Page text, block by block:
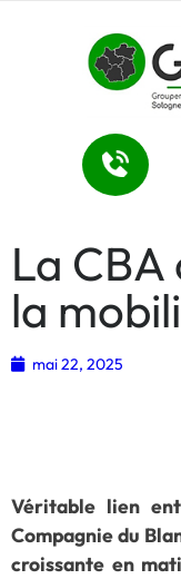
La
la
mai 22, 2025
Véritable lien
Compagnie du
croissante en